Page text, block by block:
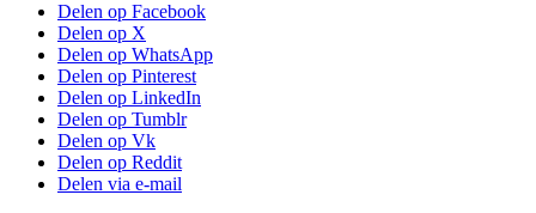
Delen op Facebook
Delen op X
Delen op WhatsApp
Delen op Pinterest
Delen op LinkedIn
Delen op Tumblr
Delen op Vk
Delen op Reddit
Delen via e-mail